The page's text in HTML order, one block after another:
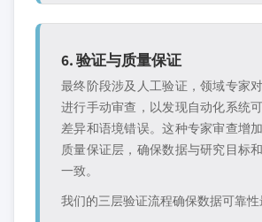
6. 验证与质量保证
最终阶段涉及人工验证，领域专家
进行手动审查，以发现自动化系统
差异和语境错误。这种专家审查增
质量保证层，确保数据与研究目标
一致。
我们的三层验证流程确保数据可靠性